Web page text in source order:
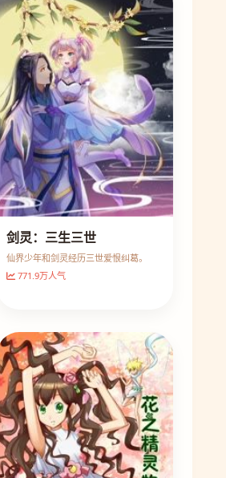
剑灵：三生三世
仙界少年和剑灵经历三世爱恨纠葛。
771.9万人气